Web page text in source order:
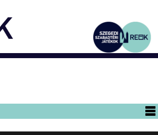
PROGRAMOK